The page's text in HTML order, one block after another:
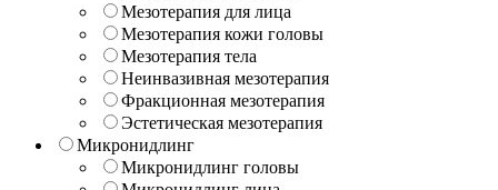
Мезотерапия для лица
Мезотерапия кожи головы
Мезотерапия тела
Неинвазивная мезотерапия
Фракционная мезотерапия
Эстетическая мезотерапия
Микронидлинг
Микронидлинг головы